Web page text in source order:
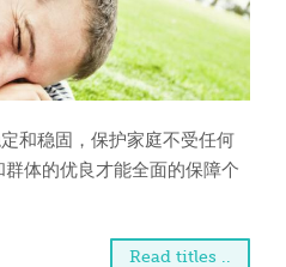
和稳固，保护家庭不受任何
体的优良才能全面的保障个
Read titles ..